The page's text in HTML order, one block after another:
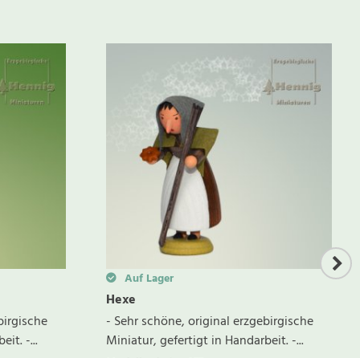
-...
Auf Lager
Hexe
- Sehr schöne, original erzgebirgische
Miniatur, gefertigt in Handarbeit. -...